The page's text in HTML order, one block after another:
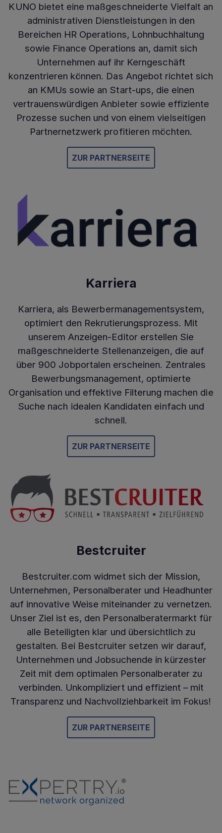
KUNO bietet eine maßgeschneiderte Vielfalt an
administrativen Dienstleistungen in den
Bereichen HR Operations, Lohnbuchhaltung
sowie Finance Operations an, damit sich
Unternehmen auf ihr Kerngeschäft
konzentrieren können. Das Angebot richtet sich
an KMUs sowie an Start-ups, die einen
vertrauenswürdigen Anbieter sowie effiziente
Prozesse suchen und von einem vielseitigen
Partnernetzwerk profitieren möchten.
ZUR PARTNERSEITE
Karriera
Karriera, als Bewerbermanagementsystem,
optimiert den Rekrutierungsprozess. Mit
unserem Anzeigen-Editor erstellen Sie
maßgeschneiderte Stellenanzeigen, die auf
über 900 Jobportalen erscheinen. Zentrales
Bewerbungsmanagement, optimierte
Organisation und effektive Filterung machen die
Suche nach idealen Kandidaten einfach und
schnell.
ZUR PARTNERSEITE
Bestcruiter
Bestcruiter.com widmet sich der Mission,
Unternehmen, Personalberater und Headhunter
auf innovative Weise miteinander zu vernetzen.
Unser Ziel ist es, den Personalberatermarkt für
alle Beteiligten klar und übersichtlich zu
gestalten. Bei Bestcruiter setzen wir darauf,
Unternehmen und Jobsuchende in kürzester
Zeit mit dem optimalen Personalberater zu
verbinden. Unkompliziert und effizient – mit
Transparenz und Nachvollziehbarkeit im Fokus!
ZUR PARTNERSEITE